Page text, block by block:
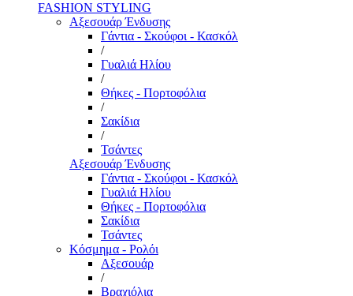
FASHION STYLING
Αξεσουάρ Ένδυσης
Γάντια - Σκούφοι - Κασκόλ
/
Γυαλιά Ηλίου
/
Θήκες - Πορτοφόλια
/
Σακίδια
/
Τσάντες
Αξεσουάρ Ένδυσης
Γάντια - Σκούφοι - Κασκόλ
Γυαλιά Ηλίου
Θήκες - Πορτοφόλια
Σακίδια
Τσάντες
Κόσμημα - Ρολόι
Αξεσουάρ
/
Βραχιόλια